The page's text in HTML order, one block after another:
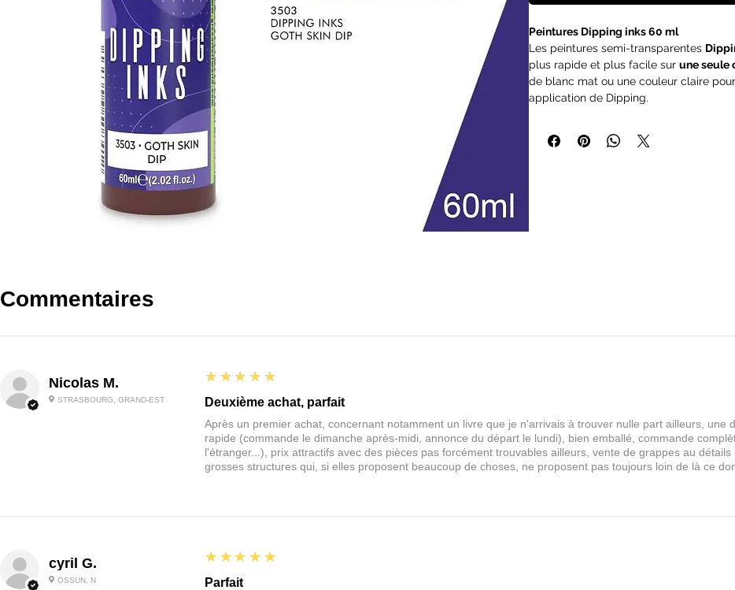
Peintures Dipping inks 60 ml
Les peintures semi-transparentes
plus rapide et plus facile sur une seule
de blanc mat ou une couleur claire
application de Dipping.
La gamme Dipping Inks est la
pourcontraster vos figurines
Commentaires
Nicolas M.
STRASBOURG, GRAND-EST
5
★★★★★
Deuxième achat, parfait
Après un premier achat, concernant notamment un livre que je n'arrivais à trouver nulle part ailleurs,
rapide (commande le dimanche après-midi, annonce du départ le lundi), bien emballé, commande
l'étranger...), prix attractifs avec des pièces pas forcément trouvables ailleurs, vente de grappes au
grosses structures qui, si elles proposent beaucoup de choses, ne proposent pas toujours loin de là ce
cyril G.
OSSUN, N
5
★★★★★
Parfait